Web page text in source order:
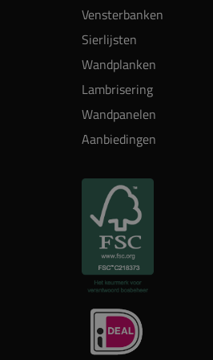
Vensterbanken
Sierlijsten
Wandplanken
Lambrisering
Wandpanelen
Aanbiedingen